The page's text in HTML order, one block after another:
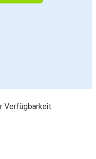
Verfügbarkeit